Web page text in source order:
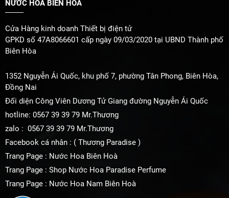
NƯỚC HOA BIÊN HÒA
Cửa Hàng kinh doanh Thiết bị điện tử
GPKD số 47A8066601 cấp ngày 09/03/2020 tại UBND Thành phố
Biên Hòa
1352 Nguyễn Ái Quốc, khu phố 7, phường Tân Phong, Biên Hòa,
Đồng Nai
Đối diện Công Viên Dương Tử Giang đường Nguyễn Ái Quốc
hotline: 0567 39 39 79 Mr.Thương
zalo : 0567 39 39 79 Mr.Thương
Facebook cá nhân : ( Thương Paradise )
Trang Page : Nước Hoa Biên Hoà
Trang Page : Shop Nước Hoa Paradise Perfume
Trang Page : Nước Hoa Nam Biên Hoà